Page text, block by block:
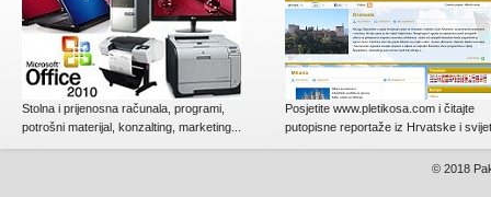
Stolna i prijenosna računala, programi,
potrošni materijal, konzalting, marketing...
Posjetite www.pletikosa.com i čitajte
putopisne reportaže iz Hrvatske i
© 2018